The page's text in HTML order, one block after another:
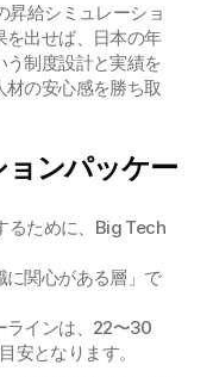
昇給シミュレーショ
を出せば、日本の年
制度設計と実績を
の安心感を勝ち取
ンパッケー
るために、Big Tech
関心がある層」で
ラインは、22〜30
安となります。